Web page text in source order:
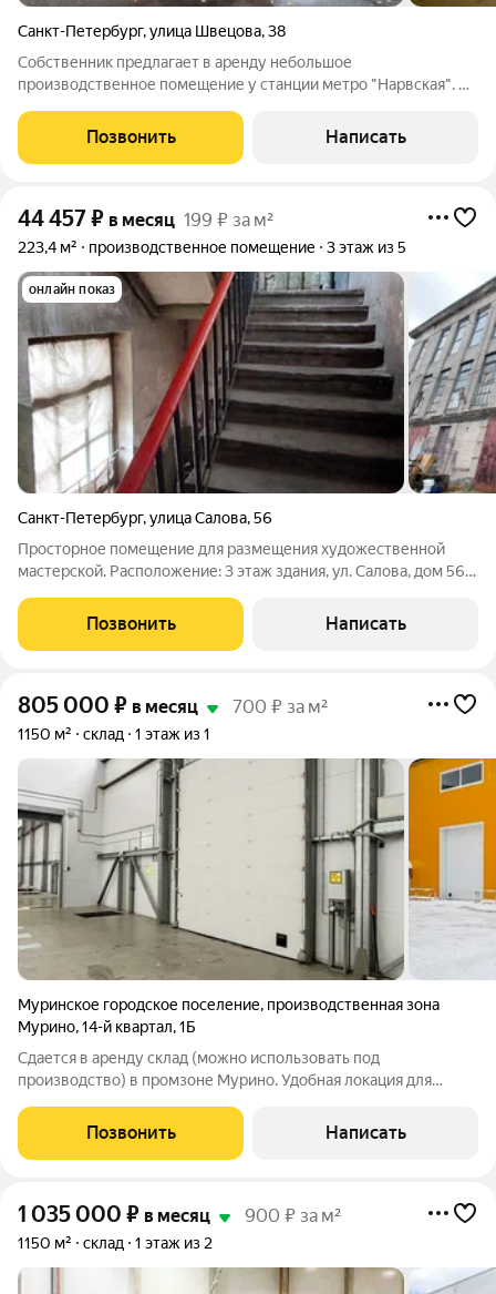
Санкт-Петербург,улица Швецова,38
Собственник предлагает в аренду небольшое
производственное помещение у станции метро "Нарвская". 6-
Швецова, д. 38. Площадь: 32,2 кв. м. Прекрасный вариант для
мастерской резьбы по дереву. Высота
Позвонить Написать
44 457₽ в месяц 199 ₽ за м²
223,4 м² производственное помещение 3 этаж из 5
онлайн показ
Санкт-Петербург,улица Салова,56
Просторное помещение для размещения художественной
мастерской. Расположение: 3 этаж здания, ул. Салова, дом 56.
пропускам. Технические характеристики: Освещение: 7
больших окон с видом на
Позвонить Написать
805 000 ₽ в месяц 700 ₽ за м²
1150 м² склад 1 этаж из 1
Муринское городское поселение, производственная зона
Мурино,14-й квартал,1Б
Сдается в аренду склад (можно использовать под
производство) в промзоне Мурино. Удобная локация для
Аренда от собственника - без комиссии. Высота потолка 11 м 4
ворот Размер помещения 24х48 м.
Позвонить Написать
1 035 000 ₽ в месяц 900 ₽ за м²
1150 м² склад 1 этаж из 2